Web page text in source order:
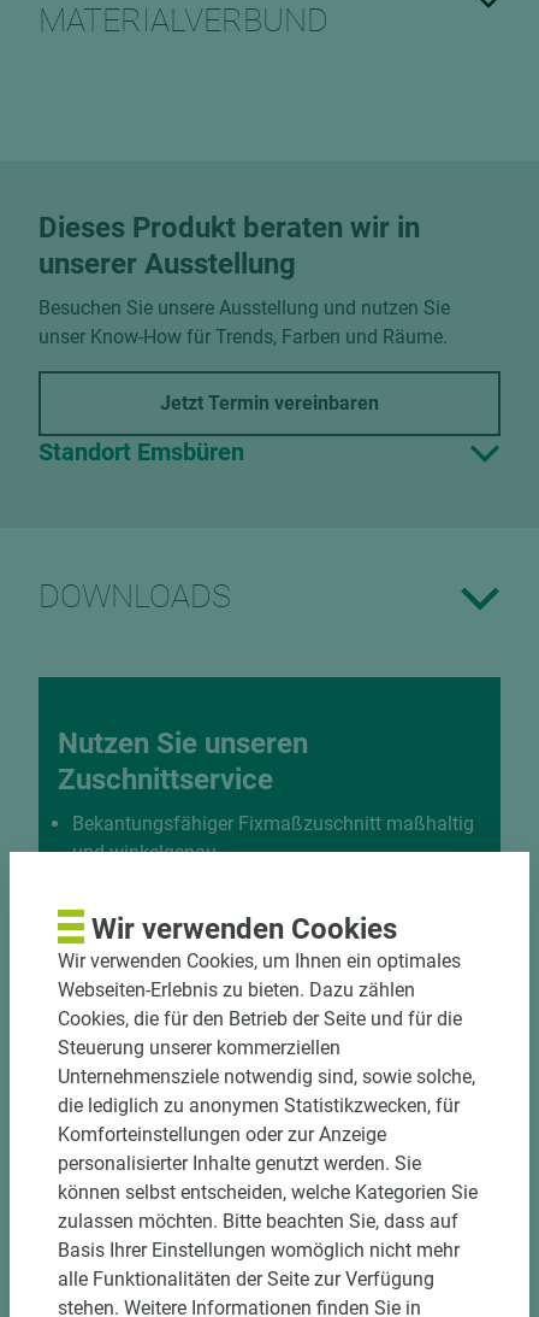
MATERIALVERBUND
Dieses Produkt beraten wir in
unserer Ausstellung
Besuchen Sie unsere Ausstellung und nutzen Sie
unser Know-How für Trends, Farben und Räume.
Jetzt Termin vereinbaren
Standort Emsbüren
DOWNLOADS
Nutzen Sie unseren
Zuschnittservice
Bekantungsfähiger Fixmaßzuschnitt maßhaltig
und winkelgenau
halbautomatische Beschickung
Einzelteiletikettierung auf Wunsch möglich
Materialschonende und kundengerechte
Verpackung der Fixmaße
Jetzt Zuschnitt anfragen
Wir verwenden Cookies
Wir verwenden Cookies, um Ihnen ein optimales
Webseiten-Erlebnis zu bieten. Dazu zählen
Cookies, die für den Betrieb der Seite und für die
Steuerung unserer kommerziellen
Unternehmensziele notwendig sind, sowie solche,
die lediglich zu anonymen Statistikzwecken, für
Komforteinstellungen oder zur Anzeige
personalisierter Inhalte genutzt werden. Sie
können selbst entscheiden, welche Kategorien Sie
zulassen möchten. Bitte beachten Sie, dass auf
Basis Ihrer Einstellungen womöglich nicht mehr
alle Funktionalitäten der Seite zur Verfügung
stehen. Weitere Informationen finden Sie in